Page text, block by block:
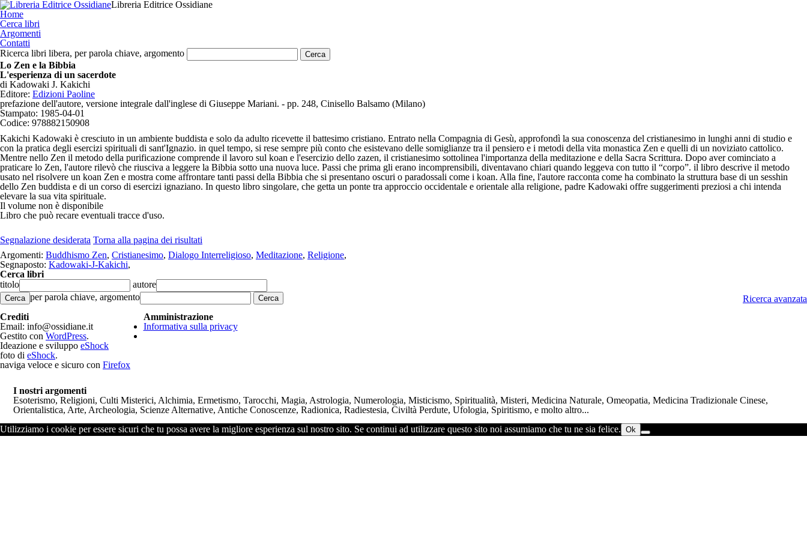
Libreria Editrice Ossidiane
Home
Cerca libri
Argomenti
Contatti
Ricerca libri libera, per parola chiave, argomento
Lo Zen e la Bibbia
L'esperienza di un sacerdote
di Kadowaki J. Kakichi
Editore: Edizioni Paoline
prefazione dell'autore, versione integrale dall'inglese di Giuseppe Mariani. - pp. 248, Cinisello Balsamo (Milano)
Stampato: 1985-04-01
Codice: 978882150908
Kakichi Kadowaki è cresciuto in un ambiente buddista e solo da adulto ricevette il battesimo cristiano. Entrato nella Compagnia di Gesù, approfondì la sua conoscenza del cristianesimo in lunghi anni di studio e
con la pratica degli esercizi spirituali di sant'Ignazio. in quel tempo, si rese sempre più conto che esistevano delle somiglianze tra il pensiero e i metodi della vita monastica Zen e quelli di un noviziato cattolico.
Mentre nello Zen il metodo della purificazione comprende il lavoro sul koan e l'esercizio dello zazen, il cristianesimo sottolinea l'importanza della meditazione e della Sacra Scrittura. Dopo aver cominciato a
praticare lo Zen, l'autore rilevò che riusciva a leggere la Bibbia sotto una nuova luce. Passi che prima gli erano incomprensibili, diventavano chiari quando leggeva con tutto il “corpo”. il libro descrive il metodo
usato nel risolvere un koan Zen e mostra come affrontare tanti passi della Bibbia che si presentano oscuri o paradossali come i koan. Alla fine, l'autore racconta come ha combinato la struttura base di un sesshin
dello Zen buddista e di un corso di esercizi ignaziano. In questo libro singolare, che getta un ponte tra approccio occidentale e orientale alla religione, padre Kadowaki offre suggerimenti preziosi a chi intenda
elevare la sua vita spirituale.
Il volume non è disponibile
Libro che può recare eventuali tracce d'uso.
Segnalazione desiderata Torna alla pagina dei risultati
Argomenti: Buddhismo Zen, Cristianesimo, Dialogo Interreligioso, Meditazione, Religione,
Segnaposto: Kadowaki-J-Kakichi,
Cerca libri
titolo
autore
Cerca Ricerca avanzata
per parola chiave, argomento
Crediti
Email: info@ossidiane.it
Gestito con WordPress.
Ideazione e sviluppo eShock
foto di eShock.
naviga veloce e sicuro con Firefox
Amministrazione
Informativa sulla privacy
I nostri argomenti
Esoterismo, Religioni, Culti Misterici, Alchimia, Ermetismo, Tarocchi, Magia, Astrologia, Numerologia, Misticismo, Spiritualità, Misteri, Medicina Naturale, Omeopatia, Medicina Tradizionale Cinese,
Orientalistica, Arte, Archeologia, Scienze Alternative, Antiche Conoscenze, Radionica, Radiestesia, Civiltà Perdute, Ufologia, Spiritismo, e molto altro...
Utilizziamo i cookie per essere sicuri che tu possa avere la migliore esperienza sul nostro sito. Se continui ad utilizzare questo sito noi assumiamo che tu ne sia felice. Ok